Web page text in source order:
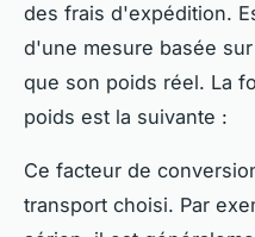
des frais d'expédition.
d'une mesure basée
que son poids réel. La
poids est la suivante :
Ce facteur de
transport choisi. Par